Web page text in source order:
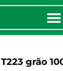
grão